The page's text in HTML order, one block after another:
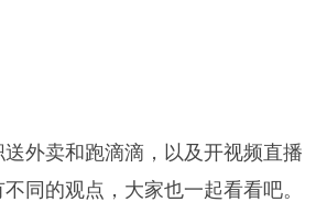
外卖和跑滴滴，以及开视频直播
同的观点，大家也一起看看吧。